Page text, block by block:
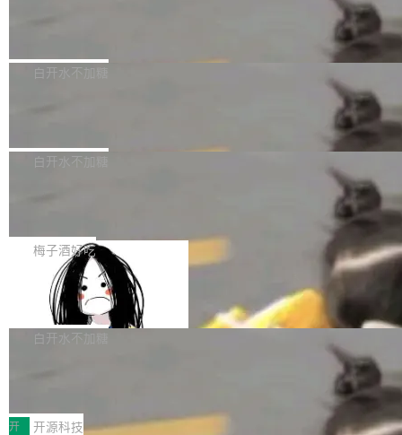
员工参与设立的专项资产管理计划。其中，Dee
获配9...
一个回归问题，该问题导致拉取镜像时会拒绝包
题，该问题可能导致在旧版 Linux 内核...
e 孵化器项目管理委员会（IPMC）投票中获得
P）！这一里程碑不仅标志着 Fluss 迈入新的发
白开水不加糖
长期停止内容更新，未能实现其作为“AI版维基百
提交的编辑请求也长期处于待处理状态。 Groki
pedia 于去年底上线，定位为由人工智能生成内
容的百科平台，被马斯克视为传统众包百科网站
维基百科的替代方案。Lawfare 调查发现，无论
热门页面还是低关注度页面，均未出现近期更
白开水不加糖
是这样的：配 MessageSource 的 Bean、写 R
eloadableResourceBundleMessageSource、
声明 LocaleResolver、注册 LocaleChangeInt
erceptor…五六步之后才能看到第一行翻译文
本。 Solon 换了个方式。整个 i18n 模块围绕三
梅子酒好吃
Apache Doris 4.1 全面增强 Iceberg：
支持 UPDATE、MERGE INTO 与 Iceb
erg V3
Apache Doris 4.1 要补齐的，正是缺失的那一
半。在已有查询能力的基础上，Doris 进一步支
常维护操作，并完整支持 Iceberg V3 格式。
白开水不加糖
村国家自主创新示范区会议中心开幕。本届大会
开 开源科技